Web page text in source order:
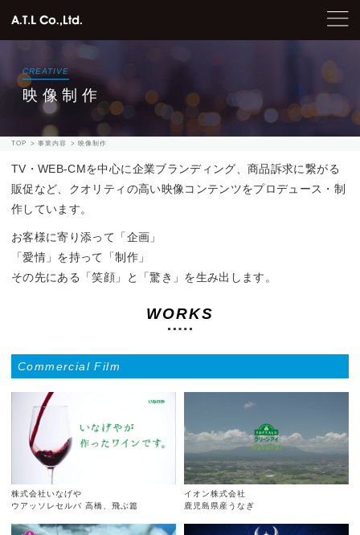
CREATIVE
映像制作
TOP 事業内容 映像制作
TV・WEB-CMを中心に企業ブランディング、商品訴求に繋がる
販促など、 クオリティの高い映像コンテンツをプロデュース・制
作しています。
お客様に寄り添って「企画」
「愛情」を持って「制作」
その先にある「笑顔」と「驚き」を生み出します。
WORKS
Commercial Film
株式会社いなげや
ウアッソレセルバ 高橋、飛ぶ篇
イオン株式会社
鹿児島県産うなぎ